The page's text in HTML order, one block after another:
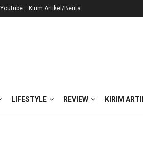
Youtube Kirim Artikel/Berita
LIFESTYLE REVIEW KIRIM